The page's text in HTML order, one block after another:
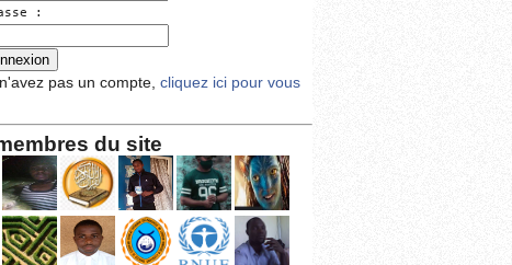
:
pas un compte, cliquez ici pour vous
du site